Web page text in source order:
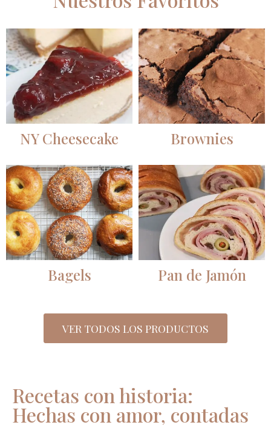
NY Cheesecake Brownies
Bagels Pan de Jamón
VER TODOS LOS PRODUCTOS
Recetas con historia:
Hechas con amor, contadas